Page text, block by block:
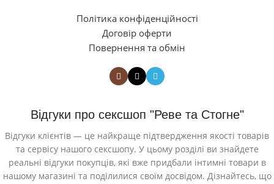
Політика конфіденційності
Договір оферти
Повернення та обмін
Відгуки про сексшоп "Реве та Стогне"
Відгуки клієнтів — це найкраще підтвердження якості товарів
та сервісу нашого сексшопу. У цьому розділі ви знайдете
реальні відгуки покупців, які вже придбали інтимні товари в
нашому магазині та поділилися своїм досвідом. Дізнайтесь, що